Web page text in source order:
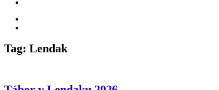
Tag: Lendak